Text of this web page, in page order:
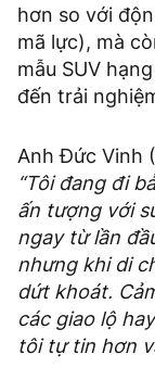
hơn so với
mã lực), mà
mẫu SUV
đến trải
Anh Đức Vinh
“Tôi đang đi
ấn tượng với
ngay từ lần
nhưng khi di
dứt khoát.
các giao lộ
tôi tự tin hơn